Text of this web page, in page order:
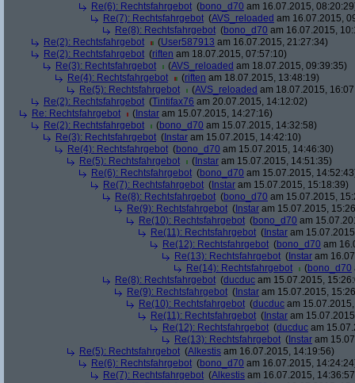
Re(6): Rechtsfahrgebot (bono_d70 am 16.07.2015,
Re(7): Rechtsfahrgebot (AVS_reloaded am 16.07.2015,
Re(8): Rechtsfahrgebot (bono_d70 am 16.07.2015,
Re(2): Rechtsfahrgebot
(User587913 am 16.07.2015, 21:27:34)
Re(2): Rechtsfahrgebot (riften am 18.07.2015, 07:57:10)
Re(3): Rechtsfahrgebot
(AVS_reloaded am 18.07.2015, 09:39:35)
Re(4): Rechtsfahrgebot
(riften am 18.07.2015, 13:48:19)
Re(5): Rechtsfahrgebot
(AVS_reloaded am 18.07.2015,
Re(2): Rechtsfahrgebot (Tintifax76 am 20.07.2015, 14:12:02)
Re: Rechtsfahrgebot
( Instar am 15.07.2015, 14:27:16)
Re(2): Rechtsfahrgebot
(bono_d70 am 15.07.2015, 14:32:58)
Re(3): Rechtsfahrgebot ( Instar am 15.07.2015, 14:42:10)
Re(4): Rechtsfahrgebot (bono_d70 am 15.07.2015, 14:46:30)
Re(5): Rechtsfahrgebot
( Instar am 15.07.2015, 14:51:35)
Re(6): Rechtsfahrgebot (bono_d70 am 15.07.2015,
Re(7): Rechtsfahrgebot ( Instar am 15.07.2015, 15:18:39)
Re(8): Rechtsfahrgebot (bono_d70 am 15.07.2015,
Re(9): Rechtsfahrgebot ( Instar am 15.07.2015,
Re(10): Rechtsfahrgebot (bono_d70 am
Re(11): Rechtsfahrgebot ( Instar am
Re(12): Rechtsfahrgebot (bono_d70 am
Re(13): Rechtsfahrgebot ( Instar am
Re(14): Rechtsfahrgebot
(bono_d70
Re(8): Rechtsfahrgebot (ducduc am 15.07.2015,
Re(9): Rechtsfahrgebot ( Instar am 15.07.2015,
Re(10): Rechtsfahrgebot (ducduc am
Re(11): Rechtsfahrgebot ( Instar am
Re(12): Rechtsfahrgebot (ducduc am
Re(13): Rechtsfahrgebot ( Instar am
Re(5): Rechtsfahrgebot (Alkestis am 16.07.2015, 14:19:56)
Re(6): Rechtsfahrgebot (bono_d70 am 16.07.2015,
Re(7): Rechtsfahrgebot (Alkestis am 16.07.2015,